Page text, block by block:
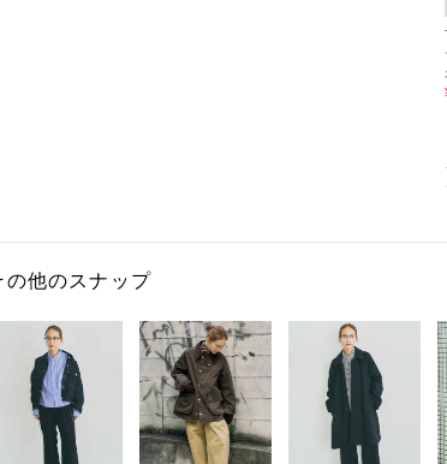
の他のスナップ